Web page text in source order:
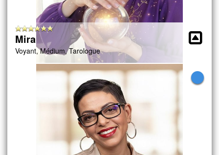
Mira
Voyant, Médium, Tarologue